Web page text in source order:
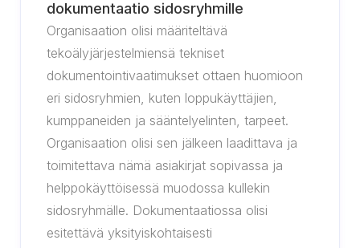
dokumentaatio sidosryhmille
Organisaation olisi määriteltävä
tekoälyjärjestelmiensä tekniset
dokumentointivaatimukset ottaen huomioon
eri sidosryhmien, kuten loppukäyttäjien,
kumppaneiden ja sääntelyelinten, tarpeet.
Organisaation olisi sen jälkeen laadittava ja
toimitettava nämä asiakirjat sopivassa ja
helppokäyttöisessä muodossa kullekin
sidosryhmälle. Dokumentaatiossa olisi
esitettävä yksityiskohtaisesti